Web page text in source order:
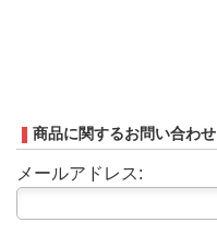
商品に関するお問い合わせ
メールアドレス: